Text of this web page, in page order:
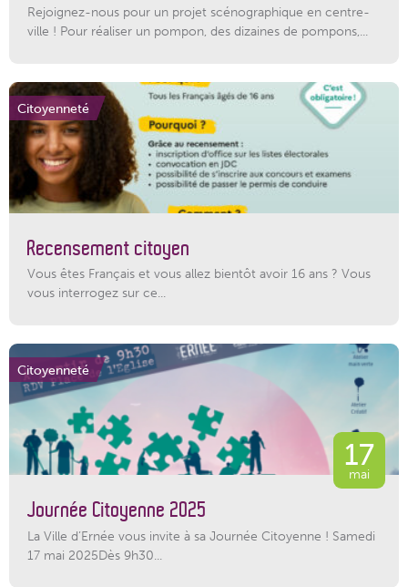
Rejoignez-nous pour un projet scénographique en centre-
ville ! Pour réaliser un pompon, des dizaines de pompons,...
Citoyenneté
Recensement citoyen
Vous êtes Français et vous allez bientôt avoir 16 ans ? Vous
vous interrogez sur ce...
Citoyenneté
17
mai
Journée Citoyenne 2025
La Ville d’Ernée vous invite à sa Journée Citoyenne ! Samedi
17 mai 2025Dès 9h30...